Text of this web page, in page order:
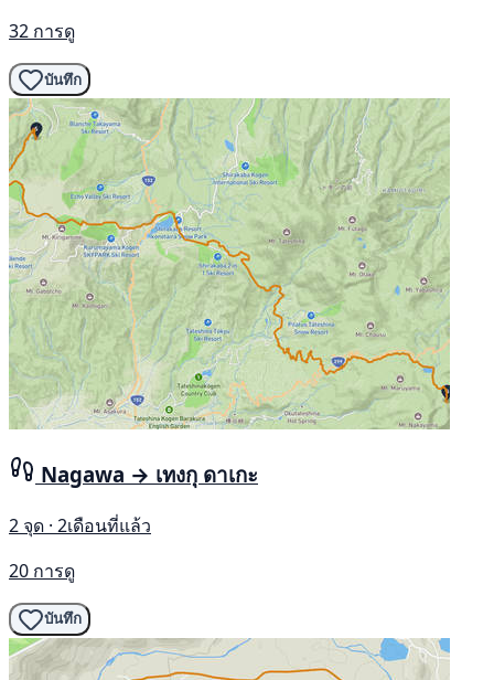
32 การดู
บันทึก
Nagawa → เทงกุ ดาเกะ
2 จุด · 2เดือนที่แล้ว
20 การดู
บันทึก